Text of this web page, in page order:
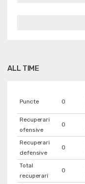
ALL TIME
Puncte 0
Recuperari
ofensive
0
Recuperari
defensive
0
Total
recuperari
0